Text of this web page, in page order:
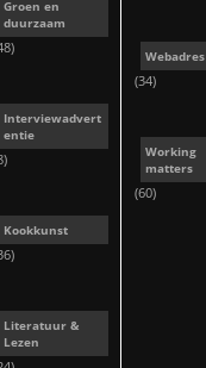
Groen en
duurzaam
Interviewadvert
entie
Kookkunst
Literatuur &
Lezen
Webadres
(34)
Working
matters
(60)